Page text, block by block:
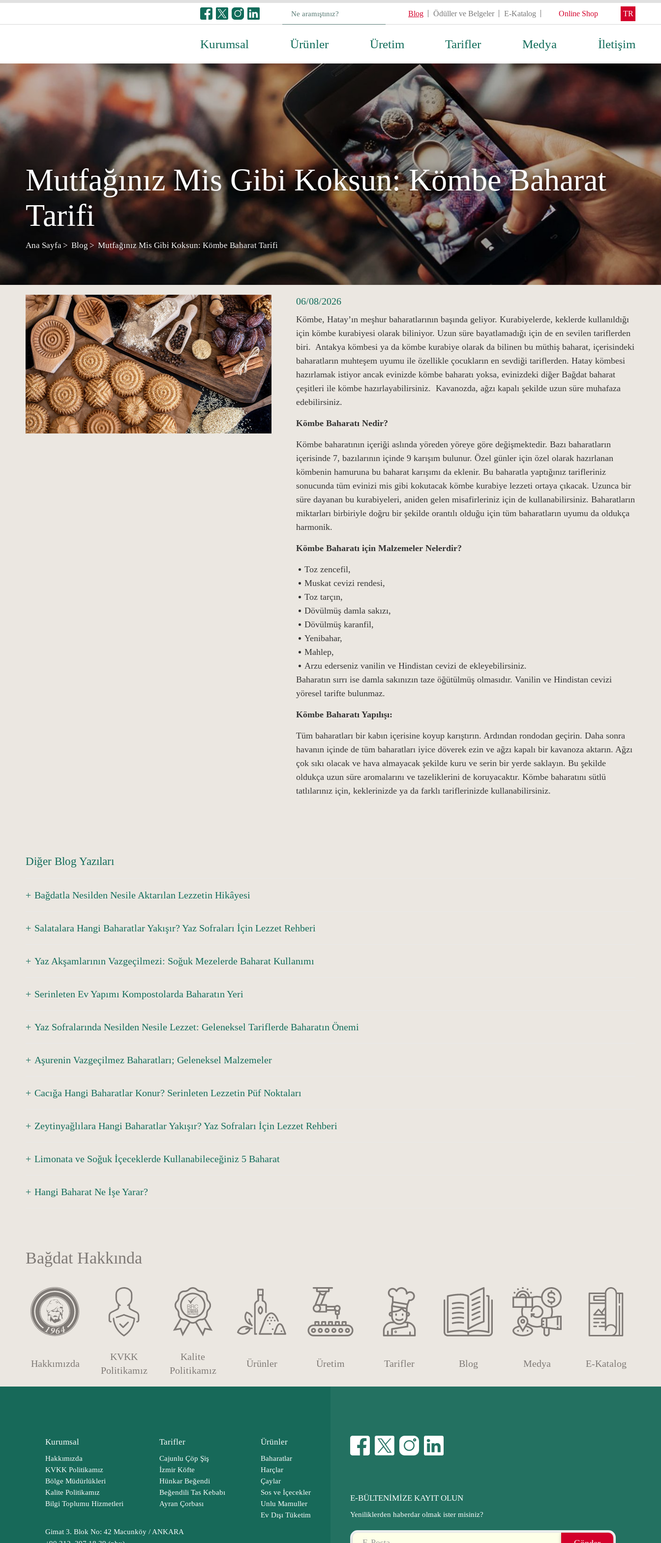
Blog Ödüller ve Belgeler E-Katalog Online Shop TR
Kurumsal Ürünler Üretim Tarifler Medya İletişim
Mutfağınız Mis Gibi Koksun: Kömbe Baharat
Tarifi
Ana Sayfa Blog Mutfağınız Mis Gibi Koksun: Kömbe Baharat Tarifi
06/08/2026
Kömbe, Hatay’ın meşhur baharatlarının başında geliyor. Kurabiyelerde, keklerde kullanıldığı
için kömbe kurabiyesi olarak biliniyor. Uzun süre bayatlamadığı için de en sevilen tariflerden
biri. Antakya kömbesi ya da kömbe kurabiye olarak da bilinen bu müthiş baharat, içerisindeki
baharatların muhteşem uyumu ile özellikle çocukların en sevdiği tariflerden. Hatay kömbesi
hazırlamak istiyor ancak evinizde kömbe baharatı yoksa, evinizdeki diğer Bağdat baharat
çeşitleri ile kömbe hazırlayabilirsiniz. Kavanozda, ağzı kapalı şekilde uzun süre muhafaza
edebilirsiniz.
Kömbe Baharatı Nedir?
Kömbe baharatının içeriği aslında yöreden yöreye göre değişmektedir. Bazı baharatların
içerisinde 7, bazılarının içinde 9 karışım bulunur. Özel günler için özel olarak hazırlanan
kömbenin hamuruna bu baharat karışımı da eklenir. Bu baharatla yaptığınız tarifleriniz
sonucunda tüm evinizi mis gibi kokutacak kömbe kurabiye lezzeti ortaya çıkacak. Uzunca bir
süre dayanan bu kurabiyeleri, aniden gelen misafirleriniz için de kullanabilirsiniz. Baharatların
miktarları birbiriyle doğru bir şekilde orantılı olduğu için tüm baharatların uyumu da oldukça
harmonik.
Kömbe Baharatı için Malzemeler Nelerdir?
Toz zencefil,
Muskat cevizi rendesi,
Toz tarçın,
Dövülmüş damla sakızı,
Dövülmüş karanfil,
Yenibahar,
Mahlep,
Arzu ederseniz vanilin ve Hindistan cevizi de ekleyebilirsiniz.
Baharatın sırrı ise damla sakınızın taze öğütülmüş olmasıdır. Vanilin ve Hindistan cevizi
yöresel tarifte bulunmaz.
Kömbe Baharatı Yapılışı:
Tüm baharatları bir kabın içerisine koyup karıştırın. Ardından rondodan geçirin. Daha sonra
havanın içinde de tüm baharatları iyice döverek ezin ve ağzı kapalı bir kavanoza aktarın. Ağzı
çok sıkı olacak ve hava almayacak şekilde kuru ve serin bir yerde saklayın. Bu şekilde
oldukça uzun süre aromalarını ve tazeliklerini de koruyacaktır. Kömbe baharatını sütlü
tatlılarınız için, keklerinizde ya da farklı tariflerinizde kullanabilirsiniz.
Diğer Blog Yazıları
Bağdatla Nesilden Nesile Aktarılan Lezzetin Hikâyesi
Salatalara Hangi Baharatlar Yakışır? Yaz Sofraları İçin Lezzet Rehberi
Yaz Akşamlarının Vazgeçilmezi: Soğuk Mezelerde Baharat Kullanımı
Serinleten Ev Yapımı Kompostolarda Baharatın Yeri
Yaz Sofralarında Nesilden Nesile Lezzet: Geleneksel Tariflerde Baharatın Önemi
Aşurenin Vazgeçilmez Baharatları; Geleneksel Malzemeler
Cacığa Hangi Baharatlar Konur? Serinleten Lezzetin Püf Noktaları
Zeytinyağlılara Hangi Baharatlar Yakışır? Yaz Sofraları İçin Lezzet Rehberi
Limonata ve Soğuk İçeceklerde Kullanabileceğiniz 5 Baharat
Hangi Baharat Ne İşe Yarar?
Bağdat Hakkında
Hakkımızda
KVKK
Politikamız
Kalite
Politikamız
Ürünler Üretim Tarifler Blog Medya E-Katalog
Kurumsal
Hakkımızda
KVKK Politikamız
Bölge Müdürlükleri
Kalite Politikamız
Bilgi Toplumu Hizmetleri
Tarifler
Cajunlu Çöp Şiş
İzmir Köfte
Hünkar Beğendi
Beğendili Tas Kebabı
Ayran Çorbası
Ürünler
Baharatlar
Harçlar
Çaylar
Sos ve İçecekler
Unlu Mamuller
Ev Dışı Tüketim
Gimat 3. Blok No: 42 Macunköy / ANKARA
E-BÜLTENİMİZE KAYIT OLUN
Yeniliklerden haberdar olmak ister misiniz?